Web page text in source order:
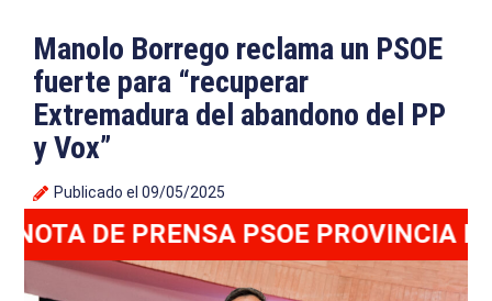
Manolo Borrego reclama un PSOE
fuerte para “recuperar
Extremadura del abandono del PP
y Vox”
Publicado el 09/05/2025
DE PRENSA PSOE PROVINCIA DE